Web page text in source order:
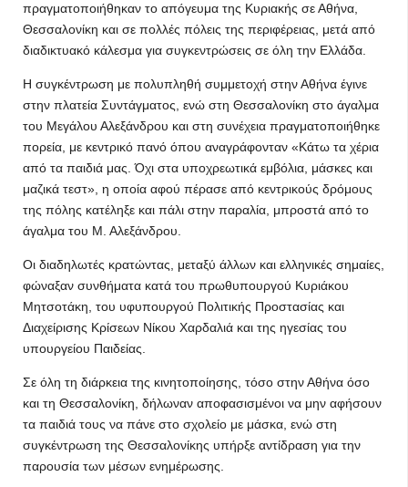
πραγματοποιήθηκαν το απόγευμα της Κυριακής σε Αθήνα,
Θεσσαλονίκη και σε πολλές πόλεις της περιφέρειας, μετά από
διαδικτυακό κάλεσμα για συγκεντρώσεις σε όλη την Ελλάδα.
Η συγκέντρωση με πολυπληθή συμμετοχή στην Αθήνα έγινε
στην πλατεία Συντάγματος, ενώ στη Θεσσαλονίκη στο άγαλμα
του Μεγάλου Αλεξάνδρου και στη συνέχεια πραγματοποιήθηκε
πορεία, με κεντρικό πανό όπου αναγράφονταν «Κάτω τα χέρια
από τα παιδιά μας. Όχι στα υποχρεωτικά εμβόλια, μάσκες και
μαζικά τεστ», η οποία αφού πέρασε από κεντρικούς δρόμους
της πόλης κατέληξε και πάλι στην παραλία, μπροστά από το
άγαλμα του Μ. Αλεξάνδρου.
Οι διαδηλωτές κρατώντας, μεταξύ άλλων και ελληνικές σημαίες,
φώναξαν συνθήματα κατά του πρωθυπουργού Κυριάκου
Μητσοτάκη, του υφυπουργού Πολιτικής Προστασίας και
Διαχείρισης Κρίσεων Νίκου Χαρδαλιά και της ηγεσίας του
υπουργείου Παιδείας.
Σε όλη τη διάρκεια της κινητοποίησης, τόσο στην Αθήνα όσο
και τη Θεσσαλονίκη, δήλωναν αποφασισμένοι να μην αφήσουν
τα παιδιά τους να πάνε στο σχολείο με μάσκα, ενώ στη
συγκέντρωση της Θεσσαλονίκης υπήρξε αντίδραση για την
παρουσία των μέσων ενημέρωσης.